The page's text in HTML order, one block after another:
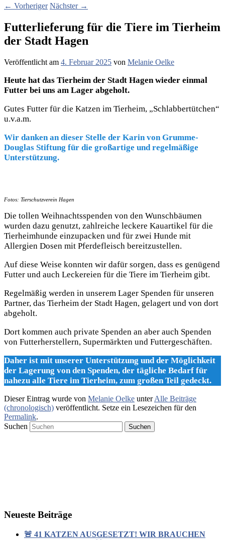
← Vorheriger Nächster →
Futterlieferung für die Tiere im Tierheim
der Stadt Hagen
Veröffentlicht am 4. Februar 2025 von Melanie Oelke
Heute hat das Tierheim der Stadt Hagen wieder einmal
Futter bei uns am Lager abgeholt.
Gutes Futter für die Katzen im Tierheim, „Schlabbertütchen“
u.v.a.m.
Wir danken an dieser Stelle der Karin von Grumme-
Douglas Stiftung für die großartige und regelmäßige
Unterstützung.
Fotos: Tierschutzverein Hagen
Die tollen Weihnachtsspenden von den Wunschbäumen
wurden dazu genutzt, zahlreiche leckere Kauartikel für die
Tierheimhunde einzupacken und für zwei Hunde mit
Allergien Dosen mit Pferdefleisch bereitzustellen.
Auf diese Weise konnten wir dafür sorgen, dass es genügend
Futter und auch Leckereien für die Tiere im Tierheim gibt.
Regelmäßig werden in unserem Lager Spenden für unseren
Partner, das Tierheim der Stadt Hagen, gelagert und von dort
abgeholt.
Dort kommen auch private Spenden an aber auch Spenden
von Futterherstellern, Supermärkten und Futtergeschäften.
Daher ist mit unserer Unterstützung und der Möglichkeit
der Lagerung von den Spenden, der tägliche Bedarf für
nahezu alle Tiere im Tierheim, zum großen Teil gedeckt.
Dieser Eintrag wurde von Melanie Oelke unterAlle Beiträge
(chronologisch) veröffentlicht. Setze ein Lesezeichen für den
Permalink.
Suchen
Neueste Beiträge
🚨 41 KATZEN AUSGESETZT! WIR BRAUCHEN